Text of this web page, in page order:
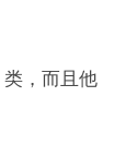
，而且他